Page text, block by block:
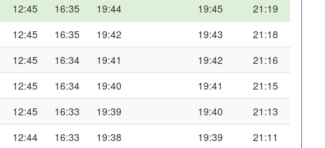
12:45 16:35 19:44 19:45
21:19
12:45 16:35 19:42 19:43
21:18
12:45 16:34 19:41 19:42
21:16
12:45 16:34 19:40 19:41
21:15
12:45 16:33 19:39 19:40
21:13
12:44 16:33 19:38 19:39
21:11